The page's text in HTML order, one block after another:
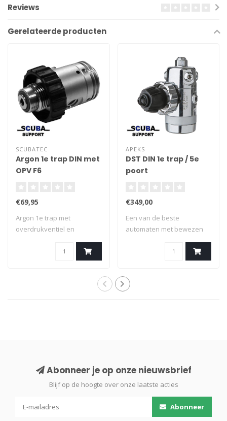
Reviews
Gerelateerde producten
SCUBATEC
Argon 1e trap DIN met
OPV F6
€69,95
Argon 1e trap met
overdrukventiel en
hogedruk uitgang voor e..
APEKS
DST DIN 1e trap / 5e
poort
€349,00
Een van de beste
automaten met bewezen
prestaties en betrouw..
Abonneer je op onze nieuwsbrief
Blijf op de hoogte over onze laatste acties
Abonneer